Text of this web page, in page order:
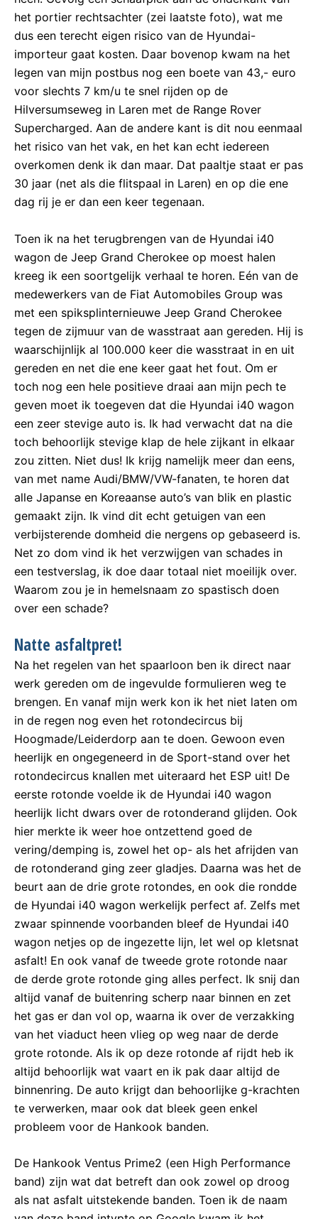
het portier rechtsachter (zei laatste foto), wat me
dus een terecht eigen risico van de Hyundai-
importeur gaat kosten. Daar bovenop kwam na het
legen van mijn postbus nog een boete van 43,- euro
voor slechts 7 km/u te snel rijden op de
Hilversumseweg in Laren met de Range Rover
Supercharged. Aan de andere kant is dit nou eenmaal
het risico van het vak, en het kan echt iedereen
overkomen denk ik dan maar. Dat paaltje staat er pas
30 jaar (net als die flitspaal in Laren) en op die ene
dag rij je er dan een keer tegenaan.
Toen ik na het terugbrengen van de Hyundai i40
wagon de Jeep Grand Cherokee op moest halen
kreeg ik een soortgelijk verhaal te horen. Eén van de
medewerkers van de Fiat Automobiles Group was
met een spiksplinternieuwe Jeep Grand Cherokee
tegen de zijmuur van de wasstraat aan gereden. Hij is
waarschijnlijk al 100.000 keer die wasstraat in en uit
gereden en net die ene keer gaat het fout. Om er
toch nog een hele positieve draai aan mijn pech te
geven moet ik toegeven dat die Hyundai i40 wagon
een zeer stevige auto is. Ik had verwacht dat na die
toch behoorlijk stevige klap de hele zijkant in elkaar
zou zitten. Niet dus! Ik krijg namelijk meer dan eens,
van met name Audi/BMW/VW-fanaten, te horen dat
alle Japanse en Koreaanse auto’s van blik en plastic
gemaakt zijn. Ik vind dit echt getuigen van een
verbijsterende domheid die nergens op gebaseerd is.
Net zo dom vind ik het verzwijgen van schades in
een testverslag, ik doe daar totaal niet moeilijk over.
Waarom zou je in hemelsnaam zo spastisch doen
over een schade?
Natte asfaltpret!
Na het regelen van het spaarloon ben ik direct naar
werk gereden om de ingevulde formulieren weg te
brengen. En vanaf mijn werk kon ik het niet laten om
in de regen nog even het rotondecircus bij
Hoogmade/Leiderdorp aan te doen. Gewoon even
heerlijk en ongegeneerd in de Sport-stand over het
rotondecircus knallen met uiteraard het ESP uit! De
eerste rotonde voelde ik de Hyundai i40 wagon
heerlijk licht dwars over de rotonderand glijden. Ook
hier merkte ik weer hoe ontzettend goed de
vering/demping is, zowel het op- als het afrijden van
de rotonderand ging zeer gladjes. Daarna was het de
beurt aan de drie grote rotondes, en ook die rondde
de Hyundai i40 wagon werkelijk perfect af. Zelfs met
zwaar spinnende voorbanden bleef de Hyundai i40
wagon netjes op de ingezette lijn, let wel op kletsnat
asfalt! En ook vanaf de tweede grote rotonde naar
de derde grote rotonde ging alles perfect. Ik snij dan
altijd vanaf de buitenring scherp naar binnen en zet
het gas er dan vol op, waarna ik over de verzakking
van het viaduct heen vlieg op weg naar de derde
grote rotonde. Als ik op deze rotonde af rijdt heb ik
altijd behoorlijk wat vaart en ik pak daar altijd de
binnenring. De auto krijgt dan behoorlijke g-krachten
te verwerken, maar ook dat bleek geen enkel
probleem voor de Hankook banden.
De Hankook Ventus Prime2 (een High Performance
band) zijn wat dat betreft dan ook zowel op droog
als nat asfalt uitstekende banden. Toen ik de naam